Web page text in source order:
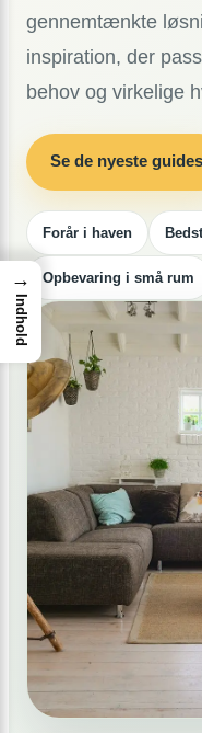
gennemtænkte
inspiration, der
behov og virkelige
Se de nyeste guides
Forår i haven
Opbevaring i små rum
→
Indhold